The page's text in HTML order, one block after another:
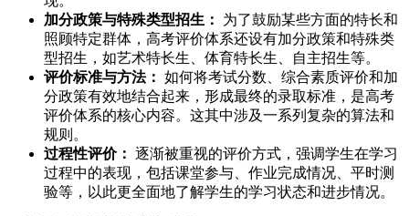
加分政策与特殊类型招生：
为了鼓励某些方面的特长和
照顾特定群体，高考评价体系还设有加分政策和特殊类
型招生，如艺术特长生、体育特长生、自主招生等。
评价标准与方法： 如何将考试分数、综合素质评价和加
分政策有效地结合起来，形成最终的录取标准，是高考
评价体系的核心内容。这其中涉及一系列复杂的算法和
规则。
过程性评价： 逐渐被重视的评价方式，强调学生在学习
过程中的表现，包括课堂参与、作业完成情况、平时测
验等，以此更全面地了解学生的学习状态和进步情况。